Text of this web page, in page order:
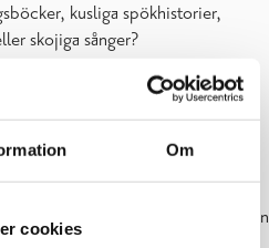
Om
cookies
kusliga spökhistorier,
skojiga sånger?
eller hur man blir tvåspråkig?
eller lek och leksaker?
Det finns massor av lättlästa
och paket med bok+CD samt
På Ekenäs bibliotek finns en